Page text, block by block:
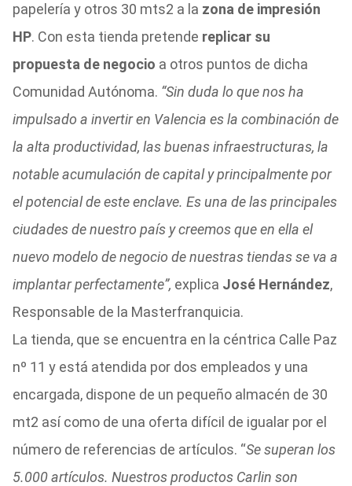
papelería y otros 30 mts2 a la zona de impresión
HP. Con esta tienda pretende replicar su
propuesta de negocio a otros puntos de dicha
Comunidad Autónoma. “Sin duda lo que nos ha
impulsado a invertir en Valencia es la combinación de
la alta productividad, las buenas infraestructuras, la
notable acumulación de capital y principalmente por
el potencial de este enclave. Es una de las principales
ciudades de nuestro país y creemos que en ella el
nuevo modelo de negocio de nuestras tiendas se va a
implantar perfectamente”, explica José Hernández,
Responsable de la Masterfranquicia.
La tienda, que se encuentra en la céntrica Calle Paz
nº 11 y está atendida por dos empleados y una
encargada, dispone de un pequeño almacén de 30
mt2 así como de una oferta difícil de igualar por el
número de referencias de artículos. “Se superan los
5.000 artículos. Nuestros productos Carlin son